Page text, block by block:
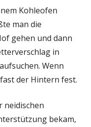
Kohleofen
man die
gehen und dann
in
Wenn
der Hintern fest.
neidischen
bekam,